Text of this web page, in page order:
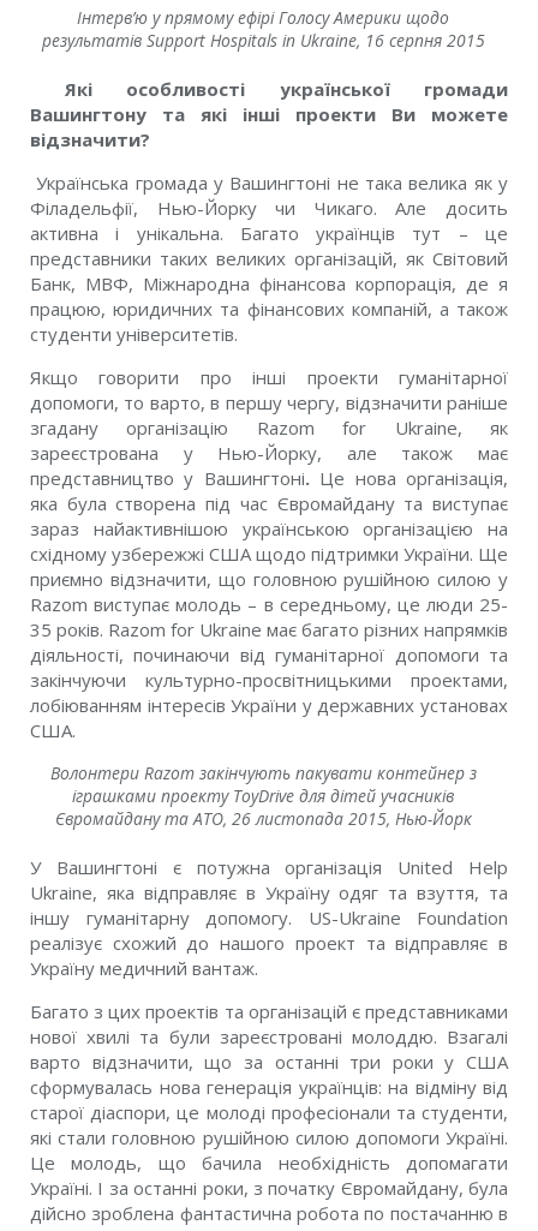
Інтерв’ю у прямому ефірі Голосу Америки щодо
результатів Support Hospitals in Ukraine, 16 серпня 2015
Які особливості української громади
Вашингтону та які інші проекти Ви можете
відзначити?
Українська громада у Вашингтоні не така велика як у
Філадельфії, Нью-Йорку чи Чикаго. Але досить
активна і унікальна. Багато українців тут – це
представники таких великих організацій, як Світовий
Банк, МВФ, Міжнародна фінансова корпорація, де я
працюю, юридичних та фінансових компаній, а також
студенти університетів.
Якщо говорити про інші проекти гуманітарної
допомоги, то варто, в першу чергу, відзначити раніше
згадану організацію Razom for Ukraine, як
зареєстрована у Нью-Йорку, але також має
представництво у Вашингтоні.Це нова організація,
яка була створена під час Євромайдану та виступає
зараз найактивнішою українською організацією на
східному узбережжі США щодо підтримки України. Ще
приємно відзначити, що головною рушійною силою у
Razom виступає молодь – в середньому, це люди 25-
35 років. Razom for Ukraine має багато різних напрямків
діяльності, починаючи від гуманітарної допомоги та
закінчуючи культурно-просвітницькими проектами,
лобіюванням інтересів України у державних установах
США.
Волонтери Razom закінчують пакувати контейнер з
іграшками проекту ToyDrive для дітей учасників
Євромайдану та АТО, 26 листопада 2015, Нью-Йорк
У Вашингтоні є потужна організація United Help
Ukraine, яка відправляє в Україну одяг та взуття, та
іншу гуманітарну допомогу. US-Ukraine Foundation
реалізує схожий до нашого проект та відправляє в
Україну медичний вантаж.
Багато з цих проектів та організацій є представниками
нової хвилі та були зареєстровані молоддю. Взагалі
варто відзначити, що за останні три роки у США
сформувалась нова генерація українців: на відміну від
старої діаспори, це молоді професіонали та студенти,
які стали головною рушійною силою допомоги Україні.
Це молодь, що бачила необхідність допомагати
Україні. І за останні роки, з початку Євромайдану, була
дійсно зроблена фантастична робота по постачанню в